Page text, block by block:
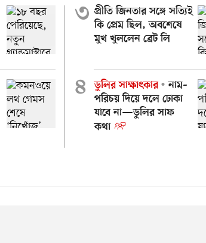
৩ প্রীতি জিনতার সঙ্গে সত্যিই
কি প্রেম ছিল, অবশেষে
মুখ খুললেন ব্রেট লি
৪ ডুলির সাক্ষাৎকার
নাম–
পরিচয় দিয়ে দলে ঢোকা
যাবে না—ডুলির সাফ
কথা